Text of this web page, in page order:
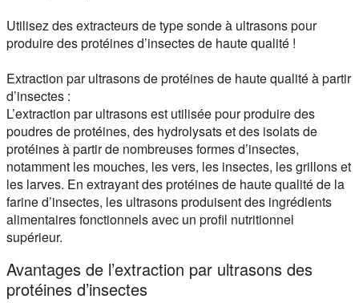
Utilisez des extracteurs de type sonde à ultrasons pour
produire des protéines d’insectes de haute qualité !
Extraction par ultrasons de protéines de haute qualité à partir
d’insectes :
L’extraction par ultrasons est utilisée pour produire des
poudres de protéines, des hydrolysats et des isolats de
protéines à partir de nombreuses formes d’insectes,
notamment les mouches, les vers, les insectes, les grillons et
les larves. En extrayant des protéines de haute qualité de la
farine d’insectes, les ultrasons produisent des ingrédients
alimentaires fonctionnels avec un profil nutritionnel
supérieur.
Avantages de l’extraction par ultrasons des
protéines d’insectes